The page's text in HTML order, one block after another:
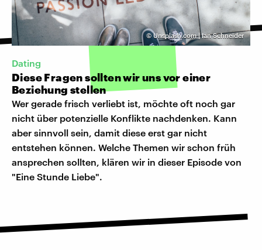
©Unsplash.com | Ian Schneider
Dating
Diese Fragen sollten wir uns vor einer
Beziehung stellen
Wer gerade frisch verliebt ist, möchte oft noch gar
nicht über potenzielle Konflikte nachdenken. Kann
aber sinnvoll sein, damit diese erst gar nicht
entstehen können. Welche Themen wir schon früh
ansprechen sollten, klären wir in dieser Episode von
"Eine Stunde Liebe".